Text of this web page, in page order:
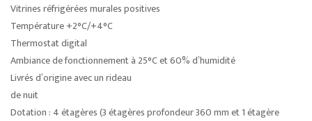
Vitrines réfrigérées murales positives
Température +2°C/+4°C
Thermostat digital
Ambiance de fonctionnement à 25°C et 60% d’humidité
Livrés d’origine avec un rideau
de nuit
Dotation : 4 étagères (3 étagères profondeur 360 mm et 1 étagère